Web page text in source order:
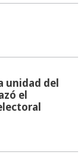
unidad del
el